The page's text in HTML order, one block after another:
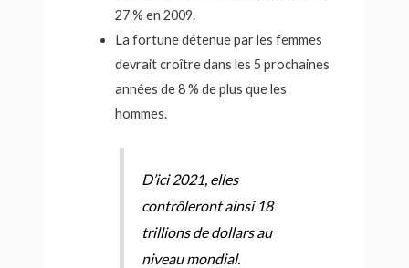
27 % en 2009.
La fortune détenue par les femmes
devrait croître dans les 5 prochaines
années de 8 % de plus que les
hommes.
D’ici 2021, elles
contrôleront ainsi 18
trillions de dollars au
niveau mondial.